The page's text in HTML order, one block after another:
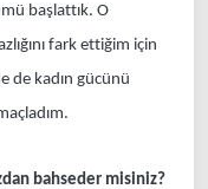
başlattık. O
fark ettiğim için
de kadın gücünü
bahseder misiniz?